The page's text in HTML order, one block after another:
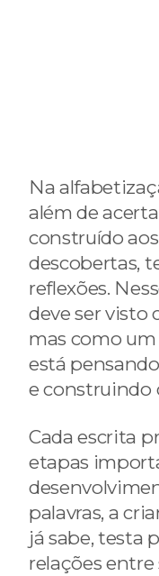
Na
além de
construído
descobertas,
reflexões.
deve ser visto
mas como um
está
e construindo
Cada escrita
etapas
palavras, a
já sabe, testa
relações entre